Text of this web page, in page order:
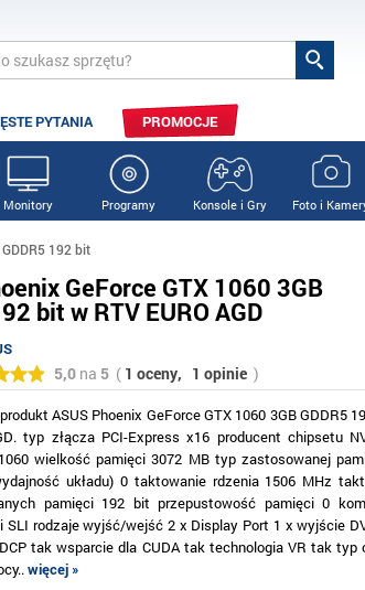
PYTANIA PROMOCJE
Monitory Programy Konsole i Gry Foto i
192 bit
GeForce GTX 1060 3GB
bit w RTV EURO AGD
5,0 na 5 ( 1 oceny, 1 opinie )
ASUS Phoenix GeForce GTX 1060 3GB GDDR5
typ złącza PCI-Express x16 producent chipsetu
wielkość pamięci 3072 MB typ zastosowanej
układu) 0 taktowanie rdzenia 1506 MHz
pamięci 192 bit przepustowość pamięci 0
SLI rodzaje wyjść/wejść 2 x Display Port 1 x wyjście
tak wsparcie dla CUDA tak technologia VR tak typ
więcej »